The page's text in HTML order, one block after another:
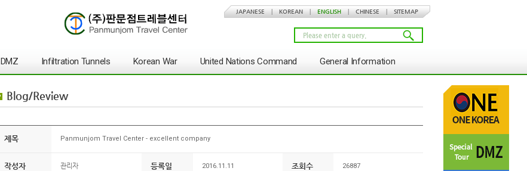
JAPANESE KOREAN ENGLISH CHINESE SITEMAP
DMZ Infiltration Tunnels Korean War United Nations Command General Information
Blog/Review
제목 Panmunjom Travel Center - excellent company
작성자 관리자 등록일 2016.11.11 조회수 26887